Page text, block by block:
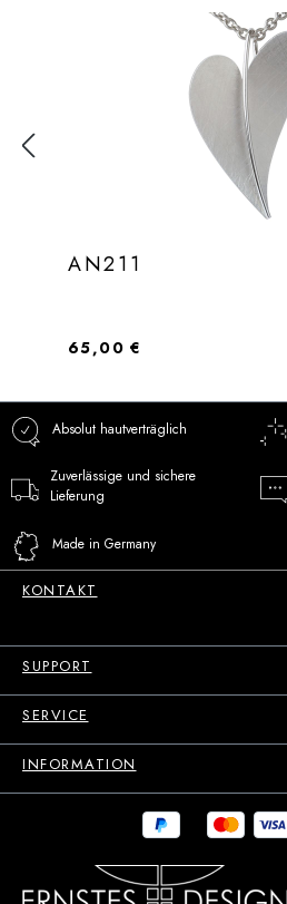
AN211
Regulärer Preis:
65,00 €
Absolut hautverträglich
Zuverlässige und sichere
Lieferung
Made in Germany
KONTAKT
SUPPORT
SERVICE
INFORMATION